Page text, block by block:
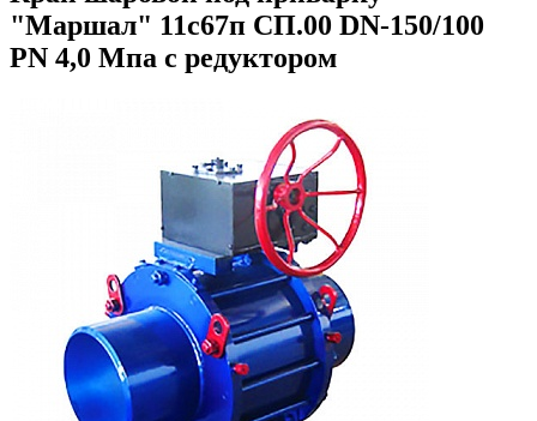
"Маршал" 11с67п СП.00 DN-150/100
PN 4,0 Мпа с редуктором